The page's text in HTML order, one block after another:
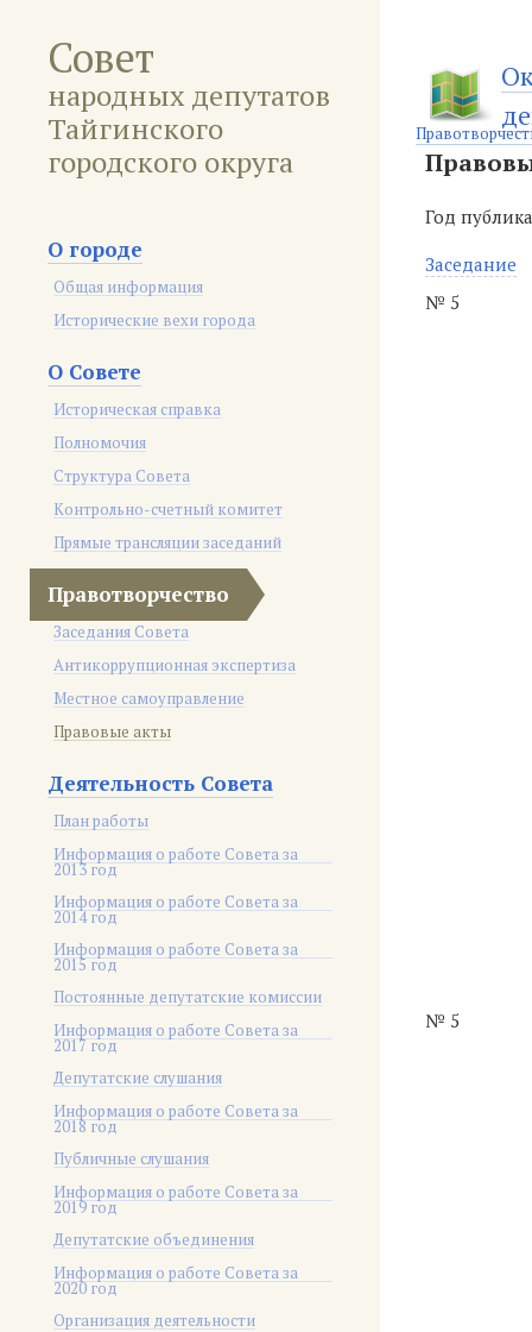
Совет
народных депутатов
Тайгинского
городского округа
О городе
Общая информация
Исторические вехи города
О Совете
Историческая справка
Полномочия
Структура Совета
Контрольно-счетный комитет
Прямые трансляции заседаний
Правотворчество
Заседания Совета
Антикоррупционная экспертиза
Местное самоуправление
Правовые акты
Деятельность Совета
План работы
Информация о работе Совета за
2013 год
Информация о работе Совета за
2014 год
Информация о работе Совета за
2015 год
Постоянные депутатские комиссии
Информация о работе Совета за
2017 год
Депутатские слушания
Информация о работе Совета за
2018 год
Публичные слушания
Информация о работе Совета за
2019 год
Депутатские объединения
Информация о работе Совета за
2020 год
Организация деятельности
Год
Заседание
№ 5
№ 5